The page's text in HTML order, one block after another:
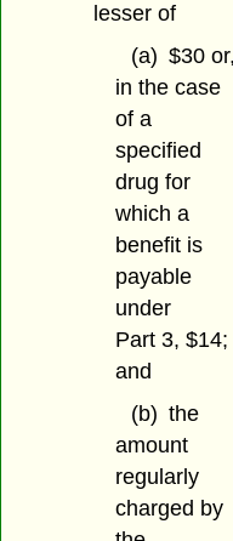
lesser of
(a) $30 or,
in the case
of a
specified
drug for
which a
benefit is
payable
under
Part 3, $14;
and
(b) the
amount
regularly
charged by